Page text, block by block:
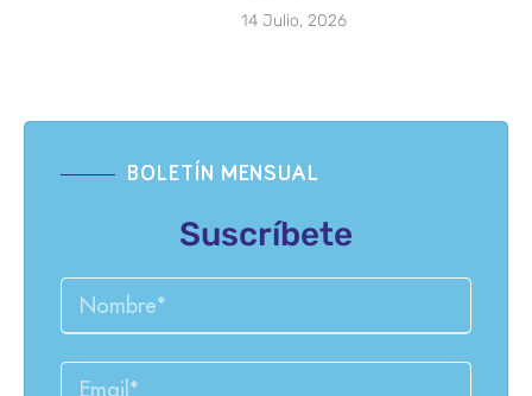
14 Julio, 2026
BOLETÍN MENSUAL
Suscríbete